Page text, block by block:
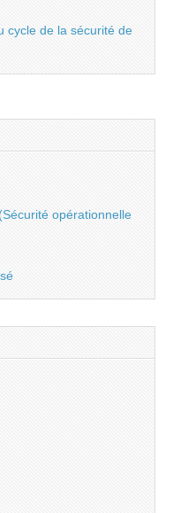
cycle de la sécurité de
opérationnelle